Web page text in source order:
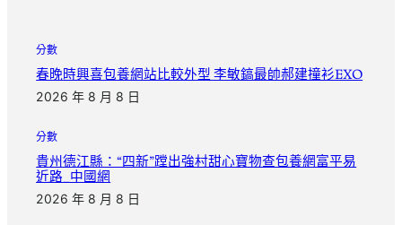
分數
春晚時興喜包養網站比較外型 李敏鎬最帥郝建撞衫EXO
2026 年 8 月 8 日
分數
貴州德江縣：“四新”蹚出強村甜心寶物查包養網富平易
近路_中國網
2026 年 8 月 8 日